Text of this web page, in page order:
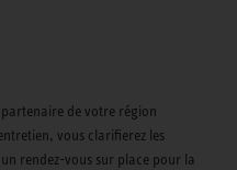
de votre région
vous clarifierez les
rendez-vous sur place pour la